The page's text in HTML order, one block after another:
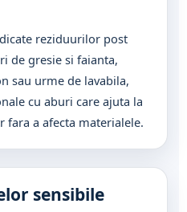
reziduurilor post
de gresie si faianta,
sau urme de lavabila,
cu aburi care ajuta la
a afecta materialele.
sensibile